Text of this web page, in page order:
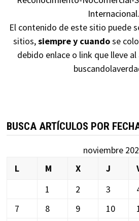
Internacional.
El contenido de este sitio puede
sitios,siempre y cuandose
debido enlace o link que lleve
BUSCA ARTÍCULOS POR
noviembre
L
M X J
1
2 3
7
8 9 10